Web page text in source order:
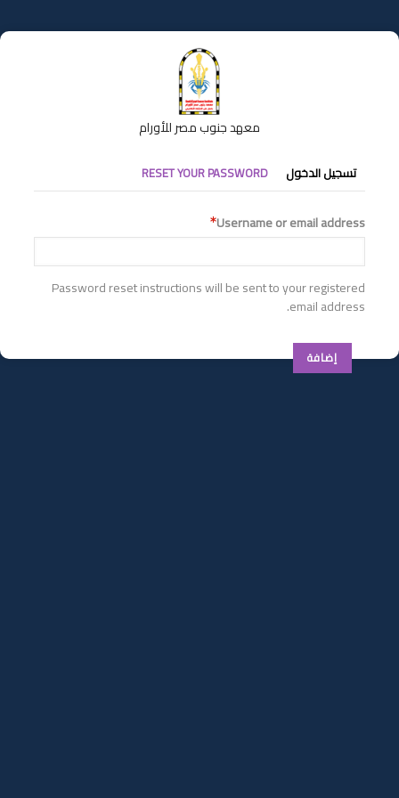
إلى
المحتوى
معهد جنوب مصر للأورام
التبويبات
الأساسية
تسجيل الدخول RESET YOUR PASSWORD
Username or email address
Password reset instructions will be sent to your registered
email address.